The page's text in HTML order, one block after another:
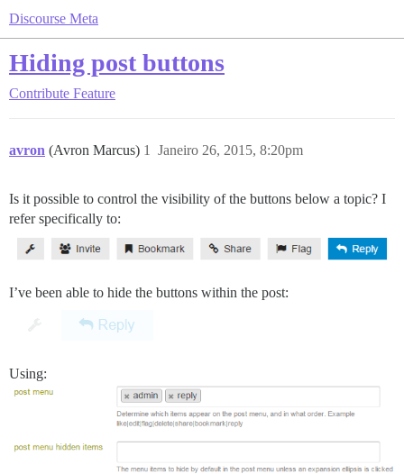
Discourse Meta
Hiding post buttons
Contribute Feature
avron (Avron Marcus) Janeiro 26, 2015, 8:20pm
1
Is it possible to control the visibility of the buttons below a topic? I
refer specifically to:
I’ve been able to hide the buttons within the post:
Using: